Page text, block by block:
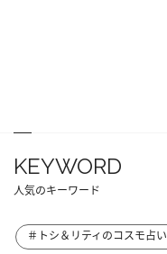
KEYWORD
人気のキーワード
＃トシ＆リティのコスモ占い